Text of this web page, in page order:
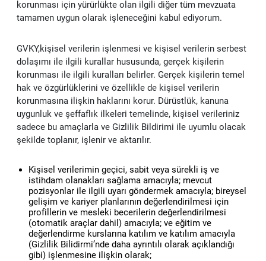
SAP İş Analitikleri
SAP Teknoloji Çözümleri
SAP Destek Hizmetleri
IFRS 16
e-Muhasebe
e-Fatura
e-Arşiv
e-Defter
e-İrsaliye
e-Bilet
e-İmza
Kep
Adobe Lisanslama
Autodesk Lisanslama
Microsoft Lisanslama
İnsan Kaynakları Danışmanlık Hizmetleri
İşe Alım Danışmanlığı
Uçtan Uca İnsan Kaynakları Danışmanlığı
UiPath Robotik Süreç Otomasyonu
UiPath Robotik Süreç Otomasyonu (RPA)
Me2C Commerce - SAP Hybris Accelerator
MainTask Mobil Bakım Onarım Uygulaması
KARİYER
Güncel İş Fırsatlarımız
Değerlerimiz
İşe Alım
Performans Yönetimi
Medyasoft Sparkhub Hackathon 2025 Başlıyor!
korunması için yürürlükte olan ilgili diğer tüm mevzuata
tamamen uygun olarak işleneceğini kabul ediyorum.
GVKY,kişisel verilerin işlenmesi ve kişisel verilerin serbest
dolaşımı ile ilgili kurallar hususunda, gerçek kişilerin
korunması ile ilgili kuralları belirler. Gerçek kişilerin temel
hak ve özgürlüklerini ve özellikle de kişisel verilerin
korunmasına ilişkin haklarını korur. Dürüstlük, kanuna
uygunluk ve şeffaflık ilkeleri temelinde, kişisel verileriniz
sadece bu amaçlarla ve Gizlilik Bildirimi ile uyumlu olacak
şekilde toplanır, işlenir ve aktarılır.
Kişisel verilerimin geçici, sabit veya sürekli iş ve
istihdam olanakları sağlama amacıyla; mevcut
pozisyonlar ile ilgili uyarı göndermek amacıyla; bireysel
gelişim ve kariyer planlarının değerlendirilmesi için
profillerin ve mesleki becerilerin değerlendirilmesi
(otomatik araçlar dahil) amacıyla; ve eğitim ve
değerlendirme kurslarına katılım ve katılım amacıyla
(Gizlilik Bilidirmi’nde daha ayrıntılı olarak açıklandığı
gibi) işlenmesine ilişkin olarak;